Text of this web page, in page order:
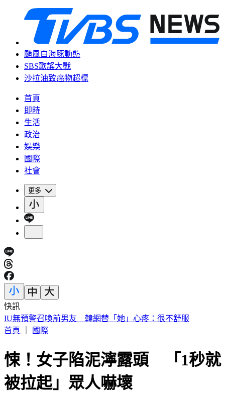
颱風白海豚動態
SBS歌謠大戰
沙拉油致癌物超標
首頁
即時
生活
政治
娛樂
國際
社會
更多
快訊
快訊／財神爺不在家 威力彩頭獎、二獎雙槓龜
首頁
國際
悚！女子陷泥濘露頭 「1秒就
被拉起」眾人嚇壞